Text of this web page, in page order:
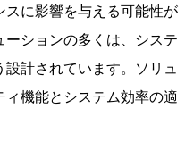
スに影響を与える可能性が
ションの多くは、システ
計されています。ソリュ
機能とシステム効率の適